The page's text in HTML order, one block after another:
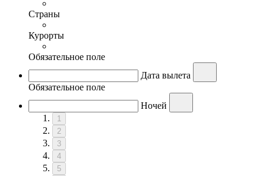
Страны
Курорты
Обязательное поле
Дата вылета
Обязательное поле
Ночей
1
2
3
4
5